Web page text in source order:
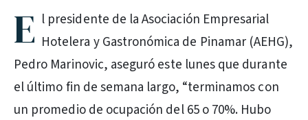
E l presidente de la Asociación Empresarial
Hotelera y Gastronómica de Pinamar (AEHG),
Pedro Marinovic, aseguró este lunes que durante
el último fin de semana largo, “terminamos con
un promedio de ocupación del 65 o 70%. Hubo